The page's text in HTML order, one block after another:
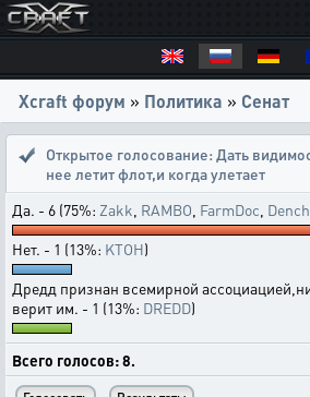
Xcraft форум » Политика » Сенат
Открытое голосование: Дать
нее летит флот,и когда улетает
Да. - 6 (75%: Zakk RAMBO FarmDoc
Нет. - 1 (13%: KTOH)
Дредд признан всемирной
верит им. - 1 (13%: DREDD)
Всего голосов: 8.